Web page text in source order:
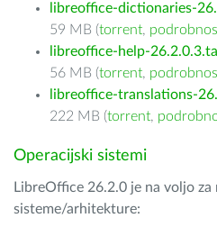
libreoffice-dictionaries-
59 MB (torrent,
libreoffice-help-
56 MB (torrent,
libreoffice-translations-
222 MB (torrent,
Operacijski sistemi
LibreOffice 26.2.0 je na voljo za
sisteme/arhitekture: